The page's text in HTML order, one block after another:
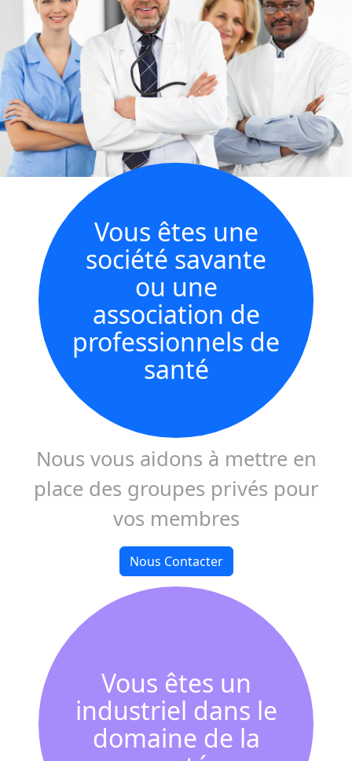
Vous êtes une
société savante
ou une
association de
professionnels de
santé
Nous vous aidons à mettre en
place des groupes privés pour
vos membres
Nous Contacter
Vous êtes un
industriel dans le
domaine de la